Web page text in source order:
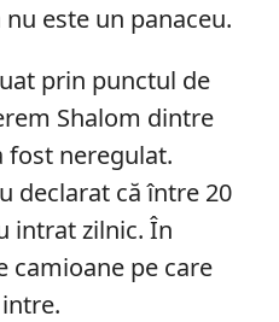
este un panaceu.
prin punctul de
Shalom dintre
fost neregulat.
declarat că între 20
intrat zilnic. În
camioane pe care